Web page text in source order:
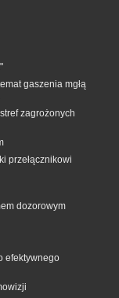
gaszenia mgłą
zagrożonych
przełącznikowi
dozorowym
efektywnego